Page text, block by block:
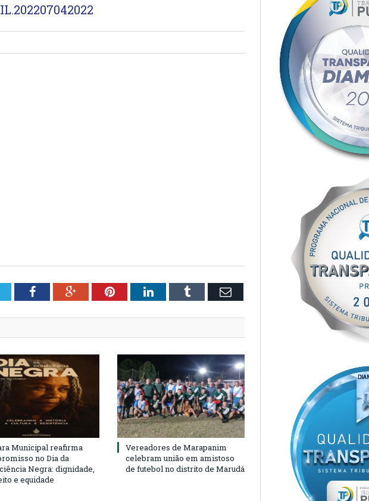
FacebookGoogle+PinterestLinkedInTumblr Email
Municipal reafirma
no Dia da
Negra: dignidade,
e equidade
Vereadores de Marapanim
celebram união em amistoso
de futebol no distrito de Marudá